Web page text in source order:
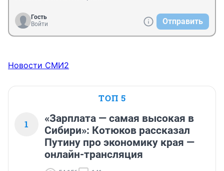
Гость
Войти
Отправить
Новости СМИ2
ТОП 5
1
«Зарплата — самая высокая в
Сибири»: Котюков рассказал
Путину про экономику края —
онлайн-трансляция